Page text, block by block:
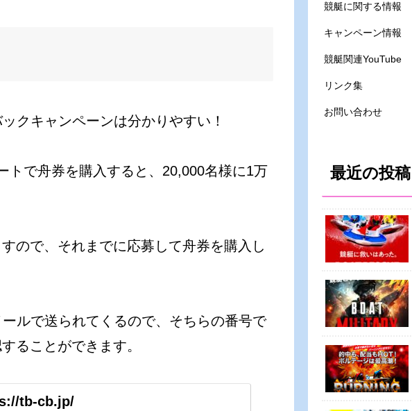
クキャンペーンは分かりやすい！
トで舟券を購入すると、20,000名様に1万
ので、それまでに応募して舟券を購入し
ルで送られてくるので、そちらの番号で
ることができます。
tb-cb.jp/
競艇に関する情報
キャンペーン情報
競艇関連YouTube
リンク集
お問い合わせ
最近の投稿